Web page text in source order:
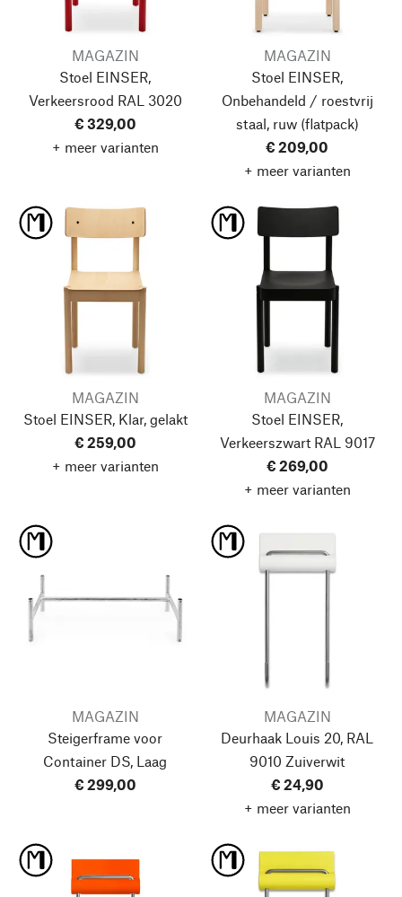
MAGAZIN
Stoel EINSER,
Verkeersrood RAL 3020
€ 329,00
+ meer varianten
MAGAZIN
Stoel EINSER,
Onbehandeld / roestvrij
staal, ruw (flatpack)
€ 209,00
+ meer varianten
MAGAZIN
Stoel EINSER, Klar, gelakt
€ 259,00
+ meer varianten
MAGAZIN
Stoel EINSER,
Verkeerszwart RAL 9017
€ 269,00
+ meer varianten
MAGAZIN
Steigerframe voor
Container DS, Laag
€ 299,00
MAGAZIN
Deurhaak Louis 20, RAL
9010 Zuiverwit
€ 24,90
+ meer varianten